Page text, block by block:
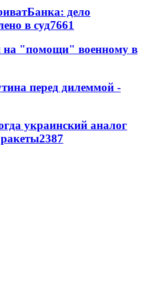
дело
в суд7661
"помощи" военному в
перед дилеммой -
украинский аналог
2387